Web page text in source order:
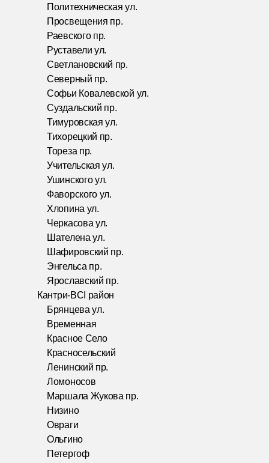
Политехническая ул.
Просвещения пр.
Раевского пр.
Руставели ул.
Светлановский пр.
Северный пр.
Софьи Ковалевской ул.
Суздальский пр.
Тимуровская ул.
Тихорецкий пр.
Тореза пр.
Учительская ул.
Ушинского ул.
Фаворского ул.
Хлопина ул.
Черкасова ул.
Шателена ул.
Шафировский пр.
Энгельса пр.
Ярославский пр.
Кантри-BCI район
Брянцева ул.
Временная
Красное Село
Красносельский
Ленинский пр.
Ломоносов
Маршала Жукова пр.
Низино
Овраги
Ольгино
Петергоф